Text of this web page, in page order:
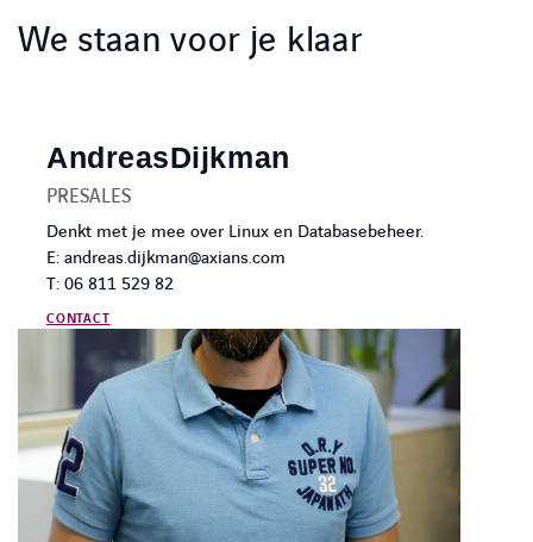
We staan voor je klaar
AndreasDijkman
PRESALES
Denkt met je mee over Linux en Databasebeheer.
E: andreas.dijkman@axians.com
T: 06 811 529 82
CONTACT